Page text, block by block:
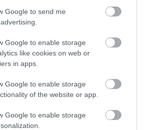
Google to send me
Google to enable storage
like cookies on web or
in apps.
Google to enable storage
of the website or app.
Google to enable storage